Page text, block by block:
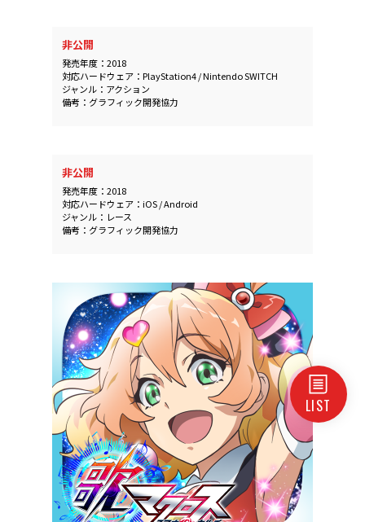
非公開
発売年度：2018
対応ハードウェア：PlayStation4 / Nintendo SWITCH
ジャンル：アクション
備考：グラフィック開発協力
非公開
発売年度：2018
対応ハードウェア：iOS / Android
ジャンル：レース
備考：グラフィック開発協力
LIST